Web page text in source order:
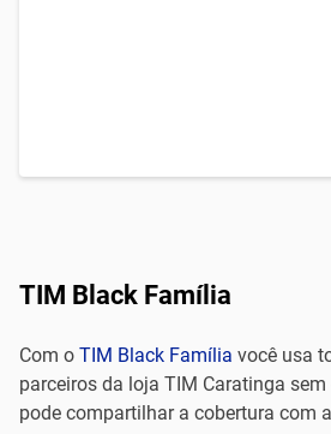
TIM Black Família
Com o TIM Black Família você usa
parceiros da loja TIM Caratinga
pode compartilhar a cobertura com